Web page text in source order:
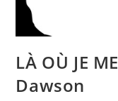
LÀ OÙ JE
Dawson